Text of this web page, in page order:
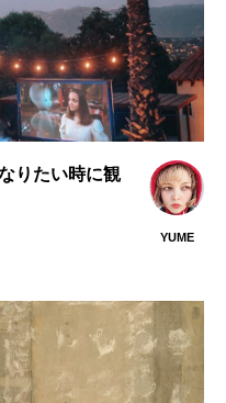
example f1
inner
speed
りたい時に観
YUME